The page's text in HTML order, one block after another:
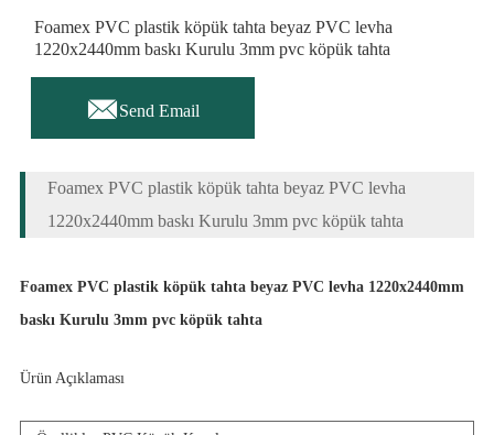
Foamex PVC plastik köpük tahta beyaz PVC levha
1220x2440mm baskı Kurulu 3mm pvc köpük tahta
Send Email
Foamex PVC plastik köpük tahta beyaz PVC levha
1220x2440mm baskı Kurulu 3mm pvc köpük tahta
Foamex PVC plastik köpük tahta beyaz PVC levha 1220x2440mm
baskı Kurulu 3mm pvc köpük tahta
Ürün Açıklaması